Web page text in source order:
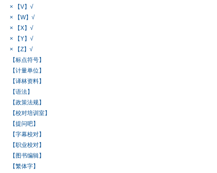
× 【V】√
× 【W】√
× 【X】√
× 【Y】√
× 【Z】√
【标点符号】
【计量单位】
【译林资料】
【语法】
【政策法规】
【校对培训室】
【提问吧】
【字幕校对】
【职业校对】
【图书编辑】
【繁体字】